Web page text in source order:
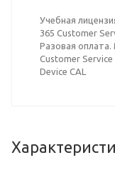
Учебная
365 Customer
Разовая
Customer Service
Device CAL